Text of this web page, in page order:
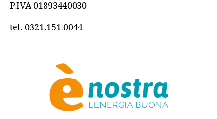
P.IVA 01893440030
tel. 0321.151.0044